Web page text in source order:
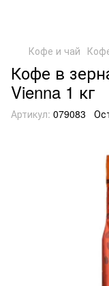
Кофе и чай
Кофе в
Vienna 1 кг
Артикул: 079083